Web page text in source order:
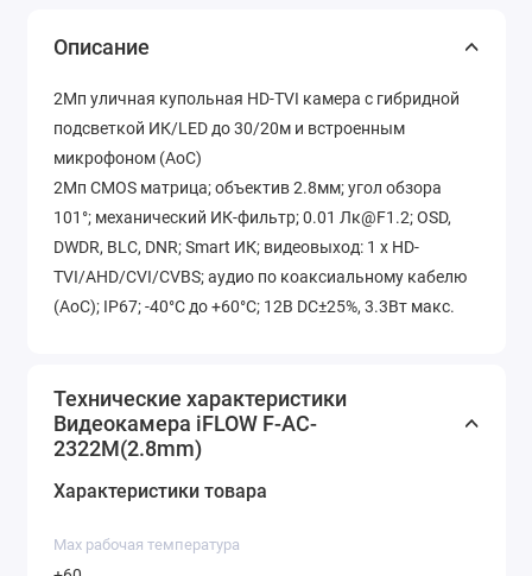
Описание
2Мп уличная купольная HD-TVI камера с гибридной
подсветкой ИК/LED до 30/20м и встроенным
микрофоном (AoC)
2Мп CMOS матрица; объектив 2.8мм; угол обзора
101°; механический ИК-фильтр; 0.01 Лк@F1.2; OSD,
DWDR, BLC, DNR; Smart ИК; видеовыход: 1 х HD-
TVI/AHD/CVI/CVBS; аудио по коаксиальному кабелю
(AoC); IP67; -40°С до +60°С; 12В DC±25%, 3.3Вт макс.
Технические характеристики
Видеокамера iFLOW F-AC-
2322M(2.8mm)
Характеристики товара
Max рабочая температура